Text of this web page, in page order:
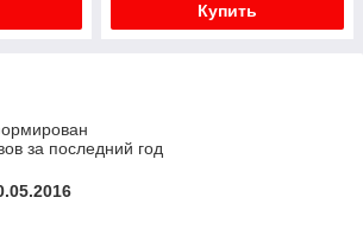
Купить
за последний год